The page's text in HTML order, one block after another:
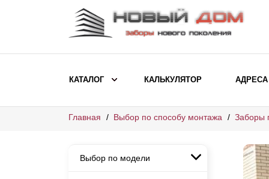
КАТАЛОГ
ВЫБОР ПО МОДЕЛИ
Заборы Хай-тек
КАЛЬКУЛЯТОР
Главная Выбор по способу монтажа Заборы
Выбор по модели